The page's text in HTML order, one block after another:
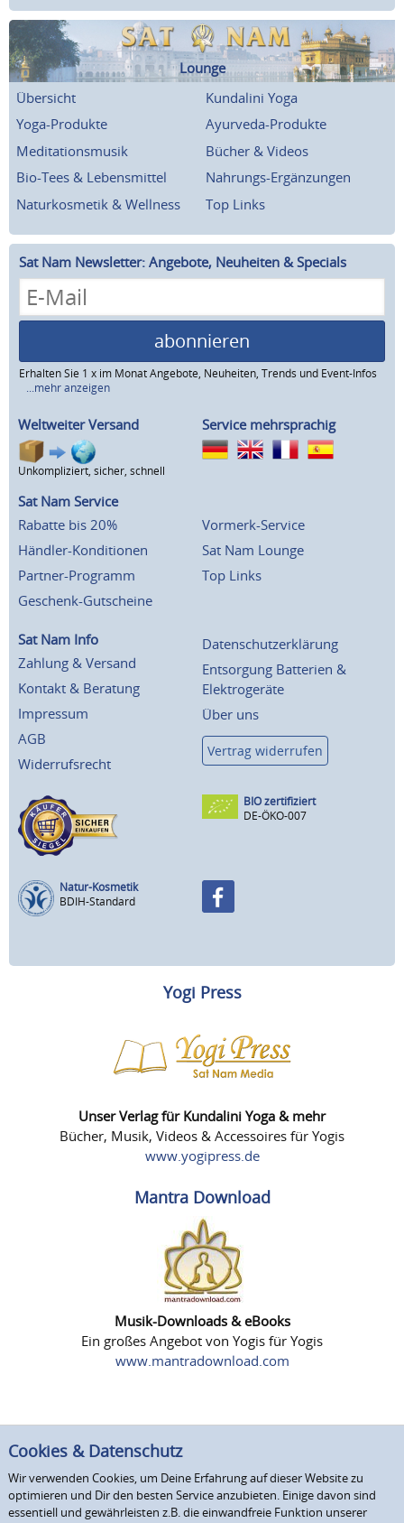
Lounge
Übersicht
Kundalini Yoga
Yoga-Produkte
Ayurveda-Produkte
Meditationsmusik
Bücher & Videos
Bio-Tees & Lebensmittel
Nahrungs-Ergänzungen
Naturkosmetik & Wellness
Top Links
Sat Nam Newsletter: Angebote, Neuheiten & Specials
abonnieren
Erhalten Sie 1 x im Monat Angebote, Neuheiten, Trends und Event-Infos
...mehr anzeigen
Weltweiter Versand
Unkompliziert, sicher, schnell
Service mehrsprachig
Sat Nam Service
Rabatte bis 20%
Händler-Konditionen
Partner-Programm
Geschenk-Gutscheine
Vormerk-Service
Sat Nam Lounge
Top Links
Sat Nam Info
Zahlung & Versand
Kontakt & Beratung
Impressum
AGB
Widerrufsrecht
Datenschutzerklärung
Entsorgung Batterien &
Elektrogeräte
Über uns
Vertrag widerrufen
BIO zertifiziert
DE-ÖKO-007
Natur-Kosmetik
BDIH-Standard
Yogi Press
Unser Verlag für Kundalini Yoga & mehr
Bücher, Musik, Videos & Accessoires für Yogis
www.yogipress.de
Mantra Download
Musik-Downloads & eBooks
Ein großes Angebot von Yogis für Yogis
www.mantradownload.com
Cookies & Datenschutz
Wir verwenden Cookies, um Deine Erfahrung auf dieser Website zu
optimieren und Dir den besten Service anzubieten. Einige davon sind
essentiell und gewährleisten z.B. die einwandfreie Funktion unserer